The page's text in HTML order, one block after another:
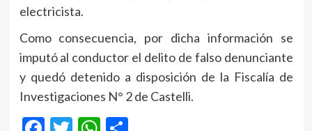
electricista.
Como consecuencia, por dicha información se
imputó al conductor el delito de falso denunciante
y quedó detenido a disposición de la Fiscalía de
Investigaciones N° 2 de Castelli.